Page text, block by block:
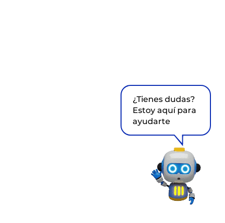
¿Tienes dudas?
Estoy aquí para
ayudarte